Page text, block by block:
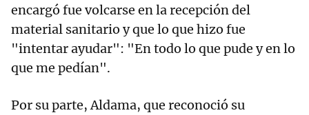
encargó fue volcarse en la recepción del
material sanitario y que lo que hizo fue
"intentar ayudar": "En todo lo que pude y en lo
que me pedían".
Por su parte, Aldama, que reconoció su